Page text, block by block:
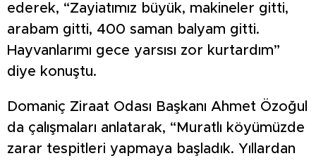
ederek, “Zayiatımız büyük, makineler gitti,
arabam gitti, 400 saman balyam gitti.
Hayvanlarımı gece yarsısı zor kurtardım”
diye konuştu.
Domaniç Ziraat Odası Başkanı Ahmet Özoğul
da çalışmaları anlatarak, “Muratlı köyümüzde
zarar tespitleri yapmaya başladık. Yıllardan